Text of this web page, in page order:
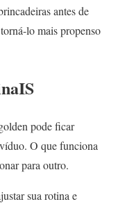
antes de
lo mais propenso
pode ficar
O que funciona
para outro.
sua rotina e